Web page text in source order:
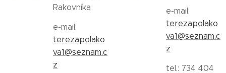
Rakovníka
e-mail:
terezapolako
va1@seznam.c
z
e-mail:
terezapolako
va1@seznam.c
z
tel.: 734 404